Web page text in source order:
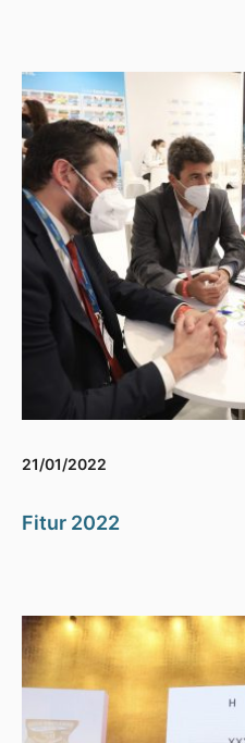
21/01/2022
Fitur 2022